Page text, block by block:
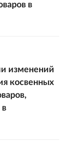
в
изменений
косвенных
в